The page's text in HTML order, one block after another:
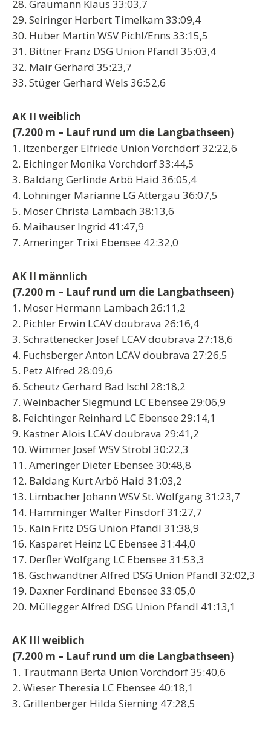
28. Graumann Klaus 33:03,7
29. Seiringer Herbert Timelkam 33:09,4
30. Huber Martin WSV Pichl/Enns 33:15,5
31. Bittner Franz DSG Union Pfandl 35:03,4
32. Mair Gerhard 35:23,7
33. Stüger Gerhard Wels 36:52,6
AK II weiblich
(7.200 m – Lauf rund um die Langbathseen)
1. Itzenberger Elfriede Union Vorchdorf 32:22,6
2. Eichinger Monika Vorchdorf 33:44,5
3. Baldang Gerlinde Arbö Haid 36:05,4
4. Lohninger Marianne LG Attergau 36:07,5
5. Moser Christa Lambach 38:13,6
6. Maihauser Ingrid 41:47,9
7. Ameringer Trixi Ebensee 42:32,0
AK II männlich
(7.200 m – Lauf rund um die Langbathseen)
1. Moser Hermann Lambach 26:11,2
2. Pichler Erwin LCAV doubrava 26:16,4
3. Schrattenecker Josef LCAV doubrava 27:18,6
4. Fuchsberger Anton LCAV doubrava 27:26,5
5. Petz Alfred 28:09,6
6. Scheutz Gerhard Bad Ischl 28:18,2
7. Weinbacher Siegmund LC Ebensee 29:06,9
8. Feichtinger Reinhard LC Ebensee 29:14,1
9. Kastner Alois LCAV doubrava 29:41,2
10. Wimmer Josef WSV Strobl 30:22,3
11. Ameringer Dieter Ebensee 30:48,8
12. Baldang Kurt Arbö Haid 31:03,2
13. Limbacher Johann WSV St. Wolfgang 31:23,7
14. Hamminger Walter Pinsdorf 31:27,7
15. Kain Fritz DSG Union Pfandl 31:38,9
16. Kasparet Heinz LC Ebensee 31:44,0
17. Derfler Wolfgang LC Ebensee 31:53,3
18. Gschwandtner Alfred DSG Union Pfandl 32:02,3
19. Daxner Ferdinand Ebensee 33:05,0
20. Müllegger Alfred DSG Union Pfandl 41:13,1
AK III weiblich
(7.200 m – Lauf rund um die Langbathseen)
1. Trautmann Berta Union Vorchdorf 35:40,6
2. Wieser Theresia LC Ebensee 40:18,1
3. Grillenberger Hilda Sierning 47:28,5